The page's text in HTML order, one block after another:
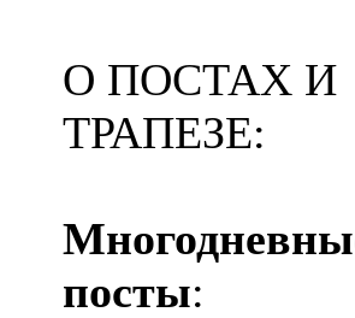
О ПОСТАХ И
ТРАПЕЗЕ:
посты: